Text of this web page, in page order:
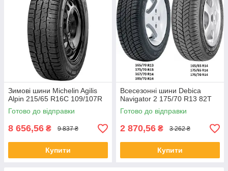
Зимові шини Michelin Agilis
Alpin 215/65 R16C 109/107R
Готово до відправки
8 656,56 ₴ 9 837 ₴
Купити
Всесезонні шини Debica
Navigator 2 175/70 R13 82T
Готово до відправки
2 870,56 ₴ 3 262 ₴
Купити